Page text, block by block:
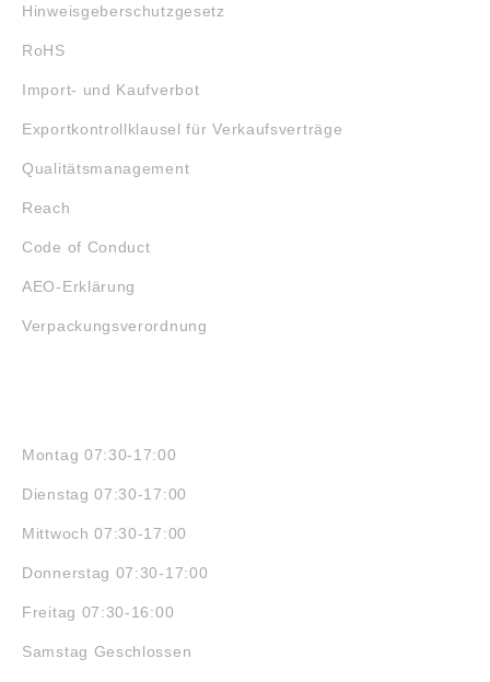
Hinweisgeberschutzgesetz
RoHS
Import- und Kaufverbot
Exportkontrollklausel für Verkaufsverträge
Qualitätsmanagement
Reach
Code of Conduct
AEO-Erklärung
Verpackungsverordnung
Montag 07:30-17:00
Dienstag 07:30-17:00
Mittwoch 07:30-17:00
Donnerstag 07:30-17:00
Freitag 07:30-16:00
Samstag Geschlossen